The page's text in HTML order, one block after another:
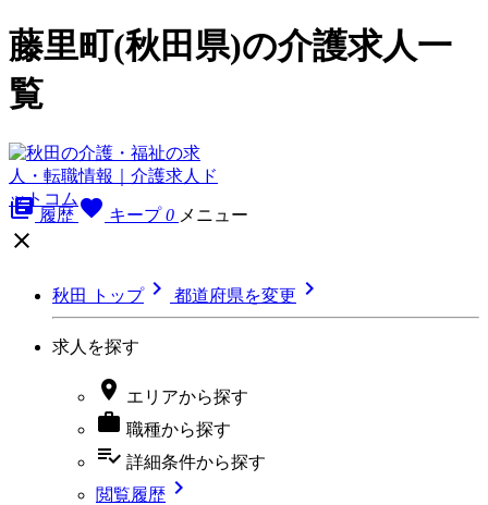
藤里町(秋田県)の介護求人一
覧
library_books 履歴 favorite キープ 0 メニュー

秋田 トップ 都道府県を変更 
求人を探す
 エリアから探す
 職種から探す
playlist_add_check 詳細条件から探す
閲覧履歴 